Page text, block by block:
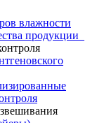
влажности
продукции